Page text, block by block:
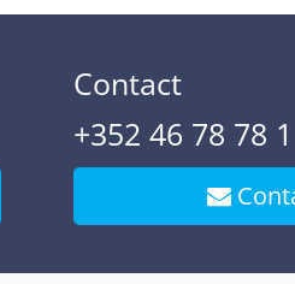
Contact
+352 46 78 78 1